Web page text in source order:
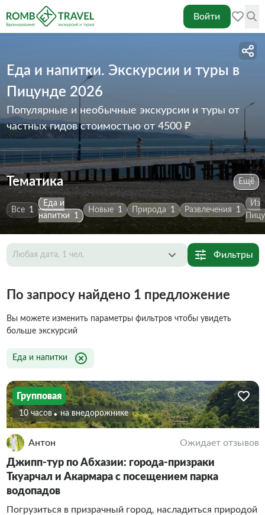
Войти
Еда и напитки. Экскурсии и туры в
Пицунде 2026
Популярные и необычные экскурсии и туры от
частных гидовстоимостью от 4500 ₽
Тематика Ещё
Все 1
Еда и
напитки
1
Новые 1 Природа 1 Развлечения 1
Из
Любая дата, 1 чел. Фильтры
По запросу найдено 1 предложение
Вы можете изменить параметры фильтров чтобы увидеть
больше экскурсий
Еда и напитки
Групповая
10 часов На внедорожнике
Антон Ожидает отзывов
Джипп-тур по Абхазии: города-призраки
Ткуарчал и Акармара с посещением парка
водопадов
Погрузиться в призрачный город, насладиться природой